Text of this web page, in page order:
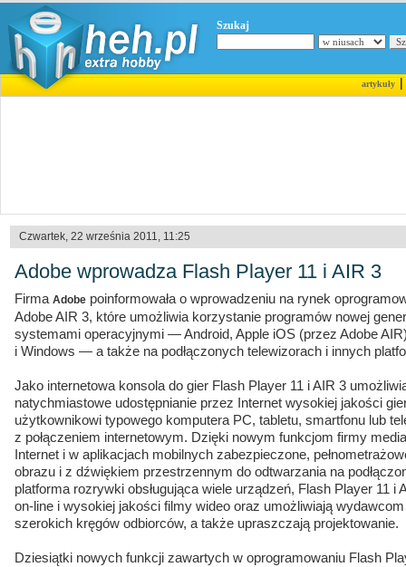
Szukaj
artykuły|
Czwartek, 22 września 2011, 11:25
Adobe wprowadza Flash Player 11 i AIR 3
Firma Adobe poinformowała o wprowadzeniu na rynek
Adobe AIR 3, które umożliwia korzystanie programów nowej
systemami operacyjnymi — Android, Apple iOS (przez Adobe
i Windows — a także na podłączonych telewizorach i innych
Jako internetowa konsola do gier Flash Player 11 i AIR 3
natychmiastowe udostępnianie przez Internet wysokiej jakości
użytkownikowi typowego komputera PC, tabletu, smartfonu lub
z połączeniem internetowym. Dzięki nowym funkcjom firmy
Internet i w aplikacjach mobilnych zabezpieczone,
obrazu i z dźwiękiem przestrzennym do odtwarzania na
platforma rozrywki obsługująca wiele urządzeń, Flash Player 11 i
on-line i wysokiej jakości filmy wideo oraz umożliwiają
szerokich kręgów odbiorców, a także upraszczają projektowanie.
Dziesiątki nowych funkcji zawartych w oprogramowaniu Flash